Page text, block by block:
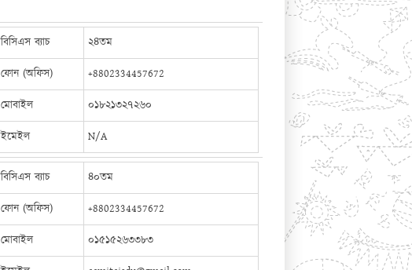
বিসিএস ব্যাচ
২৪তম
ফোন (অফিস)
+8802334457672
মোবাইল
০১৮২১৩২৭২৬০
ইমেইল N/A
বিসিএস ব্যাচ
৪০তম
ফোন (অফিস)
+8802334457672
মোবাইল
০১৫১৫২৬৩৩৮৩